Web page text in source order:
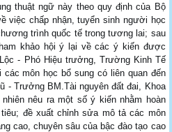
thuật ngữ này theo quy định của Bộ
việc chấp nhận, tuyển sinh người học
trình quốc tế trong tương lai; sau
khảo hội ý lại về các ý kiến được
- Phó Hiệu trưởng, Trường Kinh Tế
môn học bổ sung có liên quan đến
- Trưởng BM.Tài nguyên đất đai, Khoa
nêu ra một số ý kiến nhằm hoàn
đề xuất chỉnh sửa mô tả các môn
cao, chuyên sâu của bậc đào tạo cao